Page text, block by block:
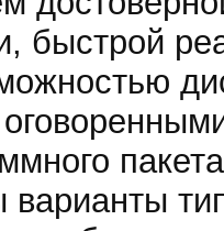
быстрой
варианты